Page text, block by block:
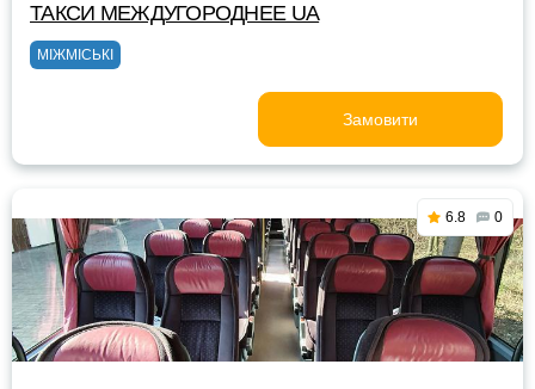
ТАКСИ MEЖДУГОРОДНEE UA
МІЖМІСЬКІ
Замовити
6.8 0